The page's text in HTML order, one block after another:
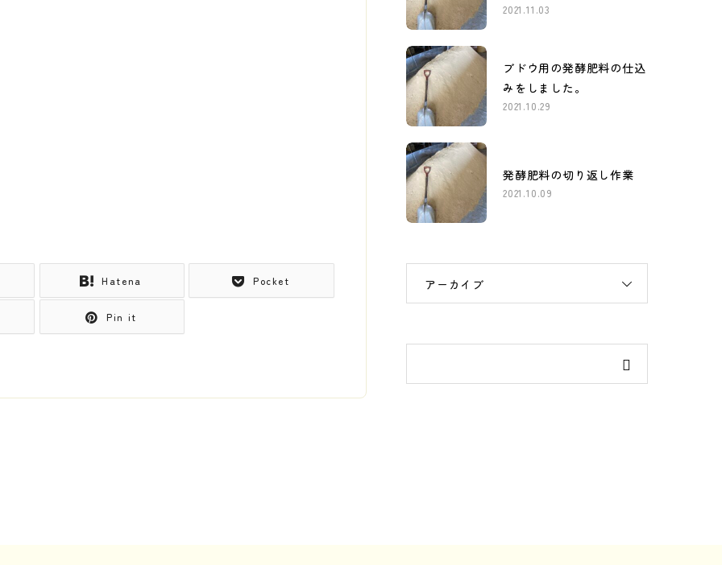
Hatena Pocket
Pin it
2021.11.03
ブドウ用の発酵肥料の仕込
みをしました。
2021.10.29
発酵肥料の切り返し作業
2021.10.09
アーカイブ